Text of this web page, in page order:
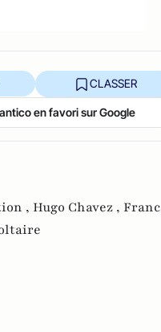
CLASSER
en favori sur Google
, Hugo Chavez , Franc